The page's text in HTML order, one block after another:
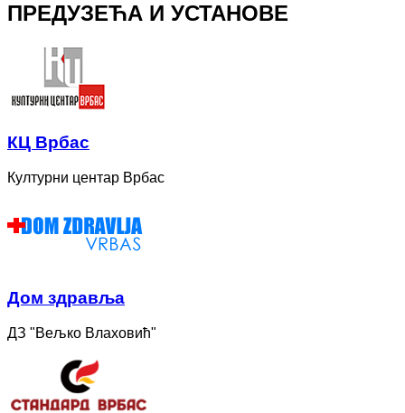
ПРЕДУЗЕЋА И УСТАНОВЕ
КЦ Врбас
Културни центар Врбас
Дом здравља
ДЗ "Вељко Влаховић"